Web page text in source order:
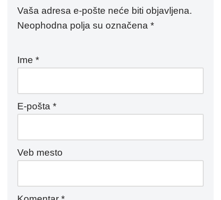
Vaša adresa e-pošte neće biti objavljena.
Neophodna polja su označena *
Ime *
E-pošta *
Veb mesto